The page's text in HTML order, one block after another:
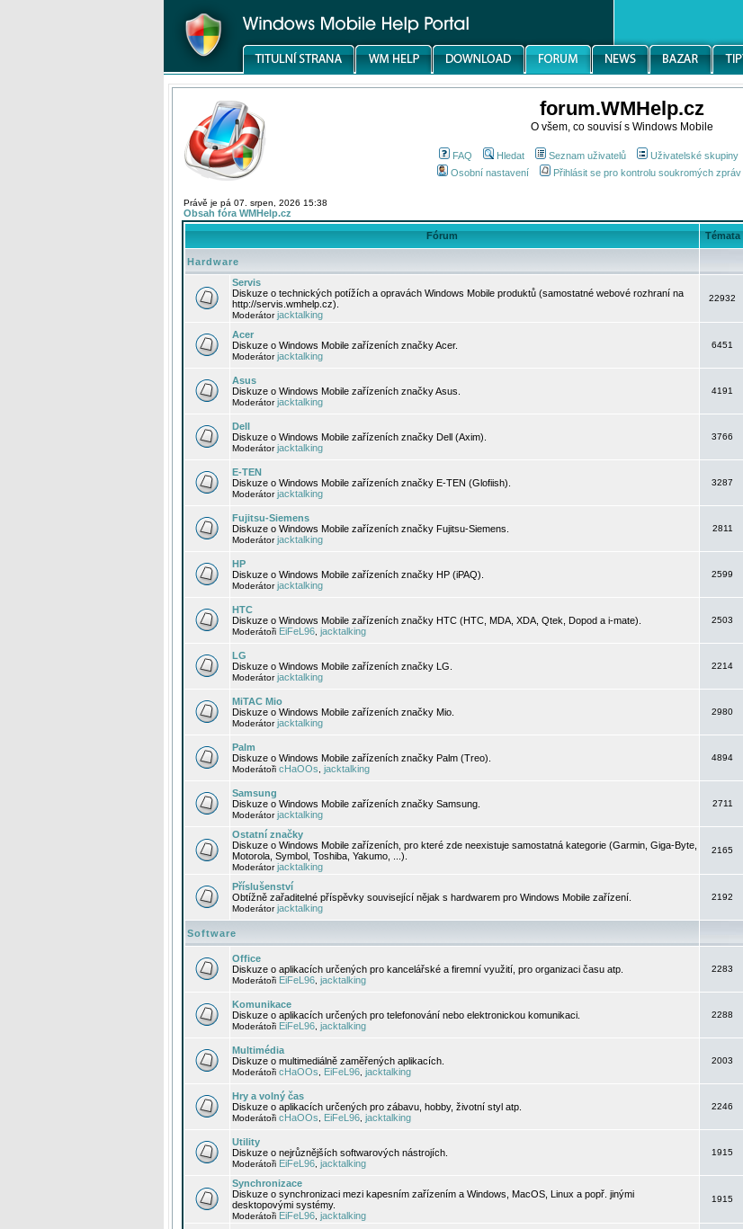
forum.WMHelp.cz
O všem, co souvisí s Windows Mobile
FAQ Hledat Seznam uživatelů Uživatelské skupiny
Osobní nastavení
Přihlásit se pro kontrolu soukromých zpráv
Právě je pá 07. srpen, 2026 15:38
Obsah fóra WMHelp.cz
Fórum Témata
Hardware
Servis
Diskuze o technických potížích a opravách Windows Mobile produktů (samostatné webové rozhraní na
http://servis.wmhelp.cz).
Moderátorjacktalking
22932
Acer
Diskuze o Windows Mobile zařízeních značky Acer.
Moderátorjacktalking
6451
Asus
Diskuze o Windows Mobile zařízeních značky Asus.
Moderátorjacktalking
4191
Dell
Diskuze o Windows Mobile zařízeních značky Dell (Axim).
Moderátorjacktalking
3766
E-TEN
Diskuze o Windows Mobile zařízeních značky E-TEN (Glofiish).
Moderátorjacktalking
3287
Fujitsu-Siemens
Diskuze o Windows Mobile zařízeních značky Fujitsu-Siemens.
Moderátorjacktalking
2811
HP
Diskuze o Windows Mobile zařízeních značky HP (iPAQ).
Moderátorjacktalking
2599
HTC
Diskuze o Windows Mobile zařízeních značky HTC (HTC, MDA, XDA, Qtek, Dopod a i-mate).
Moderátoři EiFeL96 jacktalking
2503
LG
Diskuze o Windows Mobile zařízeních značky LG.
Moderátorjacktalking
2214
MiTAC Mio
Diskuze o Windows Mobile zařízeních značky Mio.
Moderátorjacktalking
2980
Palm
Diskuze o Windows Mobile zařízeních značky Palm (Treo).
Moderátoři cHaOOs jacktalking
4894
Samsung
Diskuze o Windows Mobile zařízeních značky Samsung.
Moderátorjacktalking
2711
Ostatní značky
Diskuze o Windows Mobile zařízeních, pro které zde neexistuje samostatná kategorie (Garmin, Giga-Byte,
Motorola, Symbol, Toshiba, Yakumo, ...).
Moderátorjacktalking
2165
Příslušenství
Obtížně zařaditelné příspěvky související nějak s hardwarem pro Windows Mobile zařízení.
Moderátorjacktalking
2192
Software
Office
Diskuze o aplikacích určených pro kancelářské a firemní využití, pro organizaci času atp.
Moderátoři EiFeL96 jacktalking
2283
Komunikace
Diskuze o aplikacích určených pro telefonování nebo elektronickou komunikaci.
Moderátoři EiFeL96 jacktalking
2288
Multimédia
Diskuze o multimediálně zaměřených aplikacích.
Moderátoři cHaOOs EiFeL96 jacktalking
2003
Hry a volný čas
Diskuze o aplikacích určených pro zábavu, hobby, životní styl atp.
Moderátoři cHaOOs EiFeL96 jacktalking
2246
Utility
Diskuze o nejrůznějších softwarových nástrojích.
Moderátoři EiFeL96 jacktalking
1915
Synchronizace
Diskuze o synchronizaci mezi kapesním zařízením a Windows, MacOS, Linux a popř. jinými
desktopovými systémy.
Moderátoři EiFeL96 jacktalking
1915